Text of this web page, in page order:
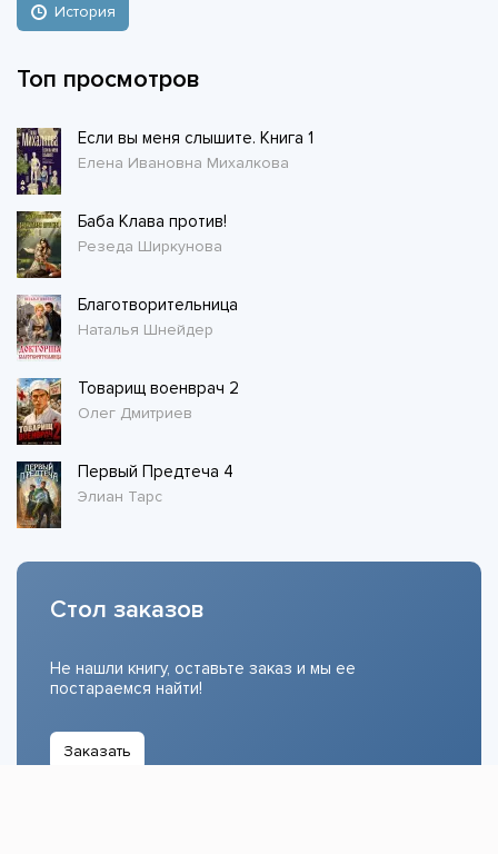
История
Топ просмотров
Если вы меня слышите. Книга 1
Елена Ивановна Михалкова
Баба Клава против!
Резеда Ширкунова
Благотворительница
Наталья Шнейдер
Товарищ военврач 2
Олег Дмитриев
Первый Предтеча 4
Элиан Тарс
Стол заказов
Не нашли книгу, оставьте заказ и мы ее
постараемся найти!
Заказать